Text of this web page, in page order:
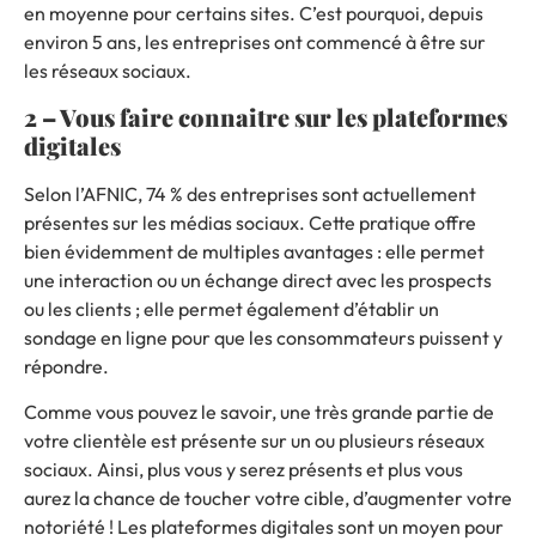
en moyenne pour certains sites. C’est pourquoi, depuis
environ 5 ans, les entreprises ont commencé à être sur
les réseaux sociaux.
2 – Vous faire connaitre sur les plateformes
digitales
Selon l’AFNIC, 74 % des entreprises sont actuellement
présentes sur les médias sociaux. Cette pratique offre
bien évidemment de multiples avantages : elle permet
une interaction ou un échange direct avec les prospects
ou les clients ; elle permet également d’établir un
sondage en ligne pour que les consommateurs puissent y
répondre.
Comme vous pouvez le savoir, une très grande partie de
votre clientèle est présente sur un ou plusieurs réseaux
sociaux. Ainsi, plus vous y serez présents et plus vous
aurez la chance de toucher votre cible, d’augmenter votre
notoriété ! Les plateformes digitales sont un moyen pour